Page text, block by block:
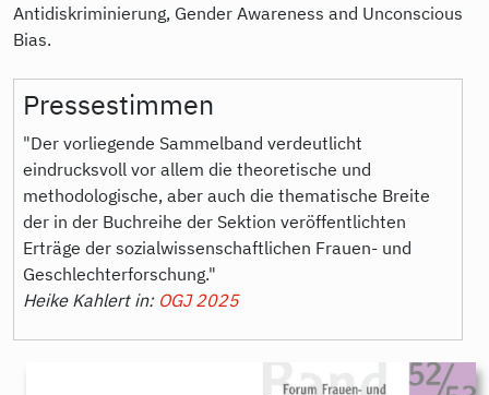
Antidiskriminierung, Gender Awareness and Unconscious
Bias.
Pressestimmen
"Der vorliegende Sammelband verdeutlicht
eindrucksvoll vor allem die theoretische und
methodologische, aber auch die thematische Breite
der in der Buchreihe der Sektion veröffentlichten
Erträge der sozialwissenschaftlichen Frauen- und
Geschlechterforschung."
Heike Kahlert in: OGJ 2025